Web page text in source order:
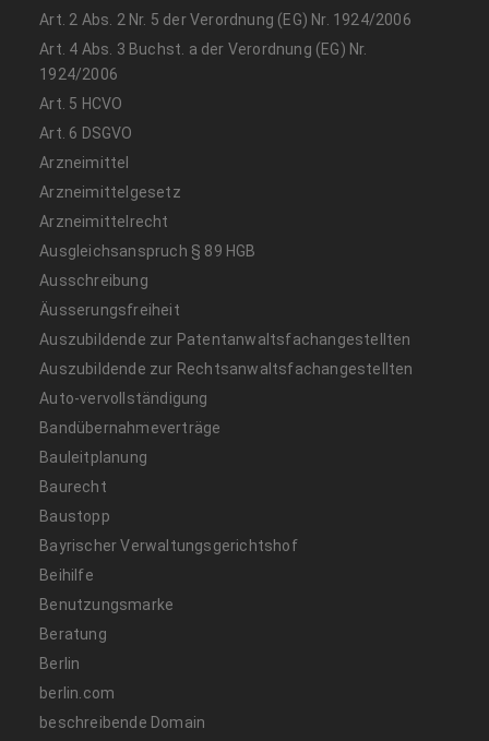
Art. 2 Abs. 2 Nr. 5 der Verordnung (EG) Nr. 1924/2006
Art. 4 Abs. 3 Buchst. a der Verordnung (EG) Nr.
1924/2006
Art. 5 HCVO
Art. 6 DSGVO
Arzneimittel
Arzneimittelgesetz
Arzneimittelrecht
Ausgleichsanspruch § 89 HGB
Ausschreibung
Äusserungsfreiheit
Auszubildende zur Patentanwaltsfachangestellten
Auszubildende zur Rechtsanwaltsfachangestellten
Auto-vervollständigung
Bandübernahmeverträge
Bauleitplanung
Baurecht
Baustopp
Bayrischer Verwaltungsgerichtshof
Beihilfe
Benutzungsmarke
Beratung
Berlin
berlin.com
beschreibende Domain